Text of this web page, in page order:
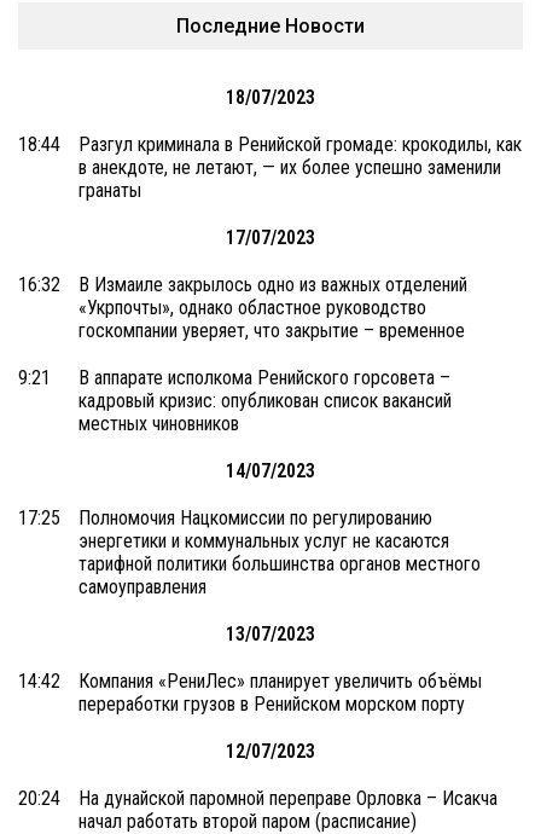
Последние Новости
18/07/2023
18:44
Разгул криминала в Ренийской громаде: крокодилы, как
в анекдоте, не летают, — их более успешно заменили
гранаты
17/07/2023
16:32
В Измаиле закрылось одно из важных отделений
«Укрпочты», однако областное руководство
госкомпании уверяет, что закрытие – временное
9:21
В аппарате исполкома Ренийского горсовета –
кадровый кризис: опубликован список вакансий
местных чиновников
14/07/2023
17:25
Полномочия Нацкомиссии по регулированию
энергетики и коммунальных услуг не касаются
тарифной политики большинства органов местного
самоуправления
13/07/2023
14:42
Компания «РениЛес» планирует увеличить объёмы
переработки грузов в Ренийском морском порту
12/07/2023
20:24
На дунайской паромной переправе Орловка – Исакча
начал работать второй паром (расписание)